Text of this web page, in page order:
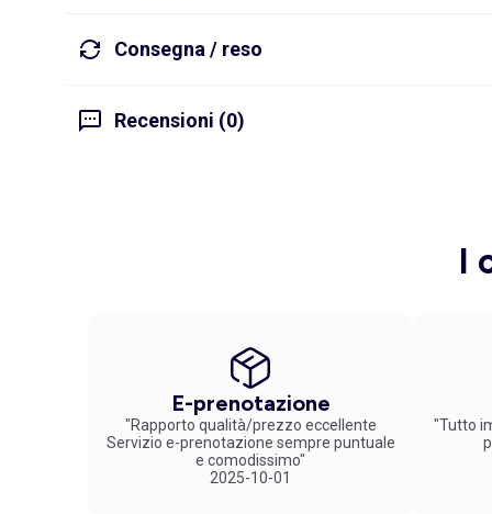
Consegna / reso
Recensioni (0)
I
E-prenotazione
"Rapporto qualità/prezzo eccellente
Servizio e-prenotazione sempre puntuale
e comodissimo"
2025-10-01
"Tutto